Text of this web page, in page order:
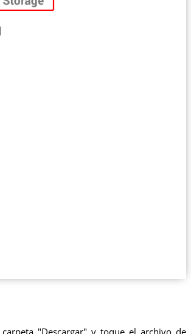
"Descargar" y toque el archivo de